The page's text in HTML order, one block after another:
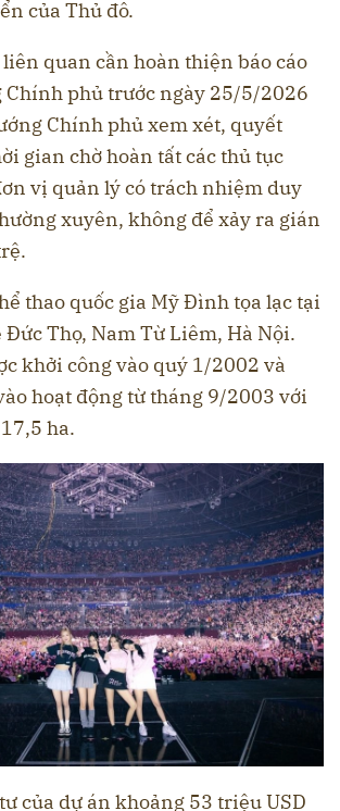
của Thủ đô.
liên quan cần hoàn thiện báo cáo
Chính phủ trước ngày 25/5/2026
Chính phủ xem xét, quyết
gian chờ hoàn tất các thủ tục
vị quản lý có trách nhiệm duy
xuyên, không để xảy ra gián
thao quốc gia Mỹ Đình tọa lạc tại
Đức Thọ, Nam Từ Liêm, Hà Nội.
khởi công vào quý 1/2002 và
hoạt động từ tháng 9/2003 với
ha.
của dự án khoảng 53 triệu USD